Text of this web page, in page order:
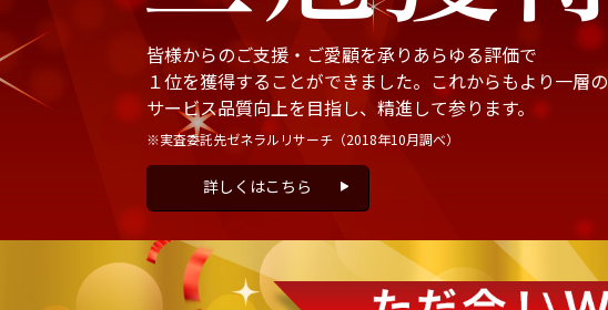
皆様からのご支援・ご愛顧を承りあらゆる評価で
１位を獲得することができました。これからもより一層の
サービス品質向上を目指し、精進して参ります。
※実査委託先ゼネラルリサーチ （2018年10月調べ）
詳しくはこちら